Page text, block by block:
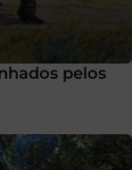
pelos